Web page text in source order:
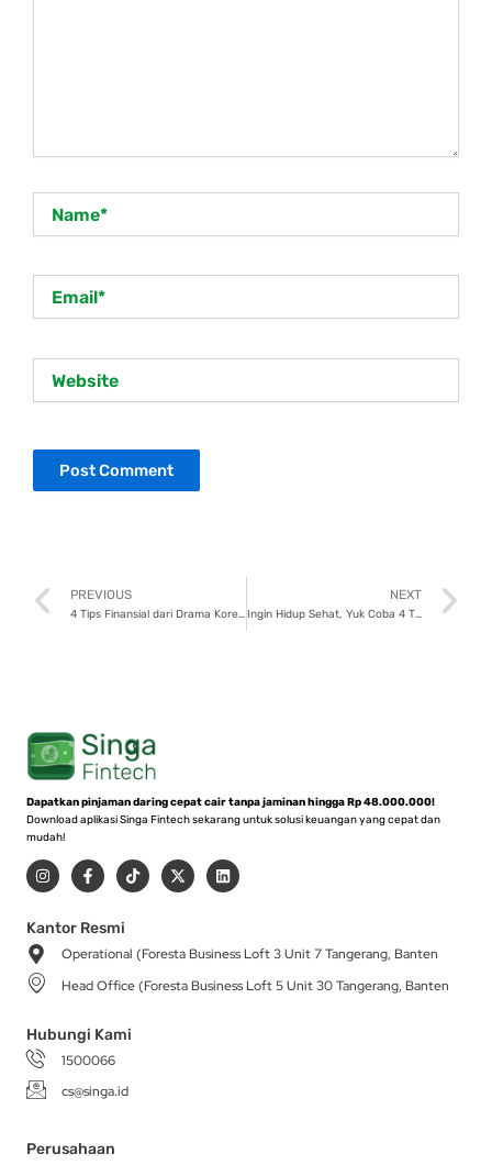
Prev
PREVIOUS
4 Tips Finansial dari Drama Korea Itaewon Class yang Bisa Diikuti
NEXT
Ingin Hidup Sehat, Yuk Coba 4 Tips Praktis Ini!
Dapatkan pinjaman daring cepat cair tanpa jaminan hingga Rp 48.000.000!
Download aplikasi Singa Fintech sekarang untuk solusi keuangan yang cepat dan
mudah!
I
n
s
a
g
r
a
m
F
a
c
b
o
-
T
i
k
X
-
t
t
r
L
i
n
i
Kantor Resmi
Operational (Foresta Business Loft 3 Unit 7 Tangerang, Banten
Head Office (Foresta Business Loft 5 Unit 30 Tangerang, Banten
Hubungi Kami
1500066
cs@singa.id
Perusahaan